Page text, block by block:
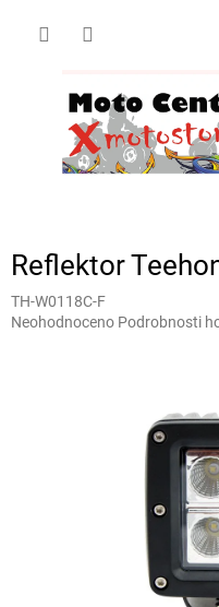
Reflektor
TH-W0118C-F
Průměrné
Neohodnoceno Podrobnosti